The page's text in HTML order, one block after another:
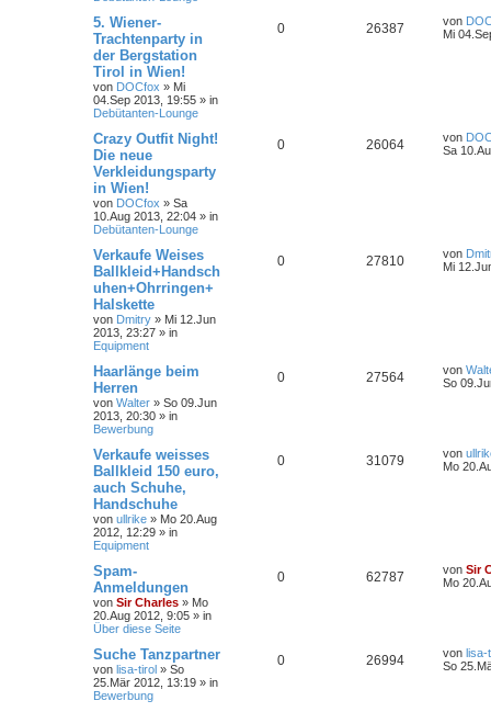
5. Wiener-
Trachtenparty in
der Bergstation
Tirol in Wien!
von DOCfox » Mi
04.Sep 2013, 19:55 » in
Debütanten-Lounge
0 26387 von
Mi
Crazy Outfit Night!
Die neue
Verkleidungsparty
in Wien!
von DOCfox » Sa
10.Aug 2013, 22:04 » in
Debütanten-Lounge
0 26064 von
Sa
Verkaufe Weises
Ballkleid+Handsch
uhen+Ohrringen+
Halskette
von Dmitry » Mi 12.Jun
2013, 23:27 » in
Equipment
0 27810 von
Mi
Haarlänge beim
Herren
von Walter » So 09.Jun
2013, 20:30 » in
Bewerbung
0 27564 von
So
Verkaufe weisses
Ballkleid 150 euro,
auch Schuhe,
Handschuhe
von ullrike » Mo 20.Aug
2012, 12:29 » in
Equipment
0 31079 von
Mo
Spam-
Anmeldungen
von Sir Charles » Mo
20.Aug 2012, 9:05 » in
Über diese Seite
0 62787 von Sir
Mo
Suche Tanzpartner
von lisa-tirol » So
25.Mär 2012, 13:19 » in
Bewerbung
0 26994 von lisa-
So